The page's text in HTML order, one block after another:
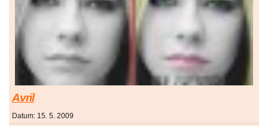
Avril
Datum: 15. 5. 2009